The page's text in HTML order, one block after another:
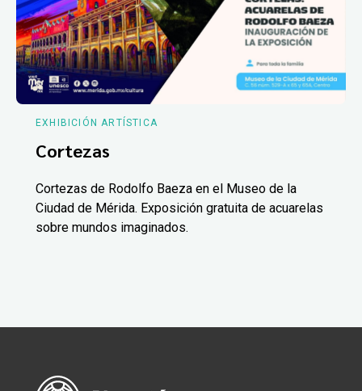
EXHIBICIÓN ARTÍSTICA
Cortezas
Cortezas de Rodolfo Baeza en el Museo de la
Ciudad de Mérida. Exposición gratuita de acuarelas
sobre mundos imaginados.